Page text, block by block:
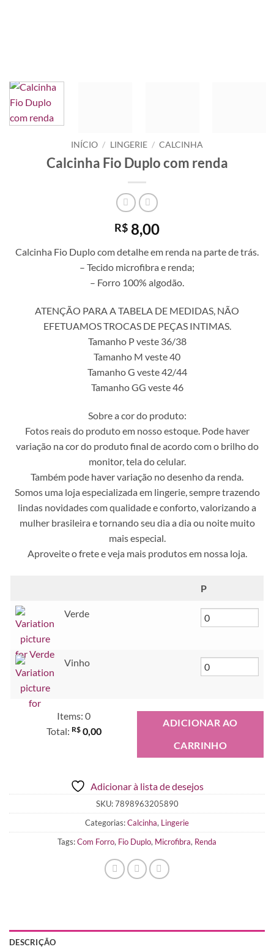
INÍCIO / LINGERIE / CALCINHA
Calcinha Fio Duplo com renda
R$ 8,00
Calcinha Fio Duplo com detalhe em renda na parte de trás.
– Tecido microfibra e renda;
– Forro 100% algodão.
ATENÇÃO PARA A TABELA DE MEDIDAS, NÃO
EFETUAMOS TROCAS DE PEÇAS INTIMAS.
Tamanho P veste 36/38
Tamanho M veste 40
Tamanho G veste 42/44
Tamanho GG veste 46
Sobre a cor do produto:
Fotos reais do produto em nosso estoque. Pode haver
variação na cor do produto final de acordo com o brilho do
monitor, tela do celular.
Também pode haver variação no desenho da renda.
Somos uma loja especializada em lingerie, sempre trazendo
lindas novidades com qualidade e conforto, valorizando a
mulher brasileira e tornando seu dia a dia ou noite muito
mais especial.
Aproveite o frete e veja mais produtos em nossa loja.
P
Verde
Vinho
Items: 0
Total: R$0,00
ADICIONAR AO
CARRINHO
Adicionar à lista de desejos
SKU:7898963205890
Categorias:Calcinha, Lingerie
Tags:Com Forro, Fio Duplo, Microfibra, Renda
DESCRIÇÃO